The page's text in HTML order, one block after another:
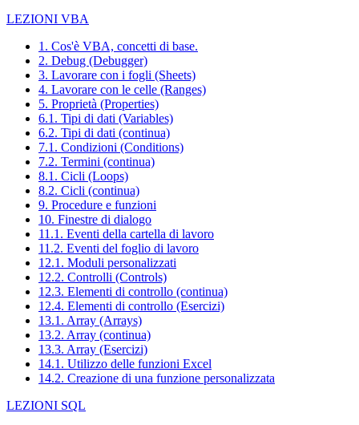
LEZIONI VBA
1. Cos'è VBA, concetti di base.
2. Debug (Debugger)
3. Lavorare con i fogli (Sheets)
4. Lavorare con le celle (Ranges)
5. Proprietà (Properties)
6.1. Tipi di dati (Variables)
6.2. Tipi di dati (continua)
7.1. Condizioni (Conditions)
7.2. Termini (continua)
8.1. Cicli (Loops)
8.2. Cicli (continua)
9. Procedure e funzioni
10. Finestre di dialogo
11.1. Eventi della cartella di lavoro
11.2. Eventi del foglio di lavoro
12.1. Moduli personalizzati
12.2. Controlli (Controls)
12.3. Elementi di controllo (continua)
12.4. Elementi di controllo (Esercizi)
13.1. Array (Arrays)
13.2. Array (continua)
13.3. Array (Esercizi)
14.1. Utilizzo delle funzioni Excel
14.2. Creazione di una funzione personalizzata
LEZIONI SQL